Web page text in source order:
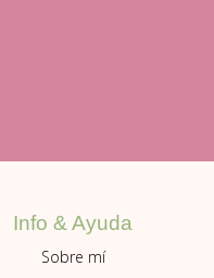
Info & Ayuda
Sobre mí